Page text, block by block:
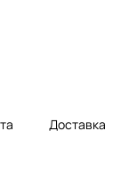
Доставка